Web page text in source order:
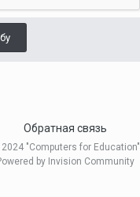
Обратная связь
"Computers for Education"
by Invision Community